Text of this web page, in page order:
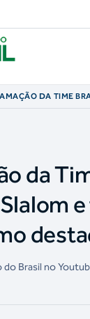
DA TIME
da
Brasil no